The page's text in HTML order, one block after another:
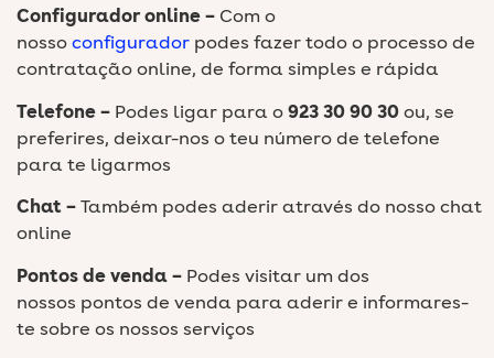
Configurador online – Com o
nossoconfigurador podes fazer todo o processo de
contratação online, de forma simples e rápida
Telefone – Podes ligar para o923 30 90 30ou, se
preferires, deixar-nos o teu número de telefone
para te ligarmos
Chat –Também podes aderir através do nosso chat
online
Pontos de venda – Podes visitar um dos
nossos pontos de venda para aderir e informares-
te sobre os nossos serviços